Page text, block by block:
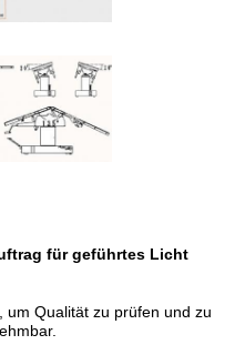
für geführtes Licht
Qualität zu prüfen und zu